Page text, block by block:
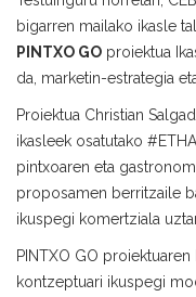
bigarren mailako ikasle
PINTXO GO proiektua
da, marketin-estrategia
Proiektua Christian
ikasleek osatutako
pintxoaren eta
proposamen berritzaile
ikuspegi komertziala
PINTXO GO
kontzeptuari ikuspegi